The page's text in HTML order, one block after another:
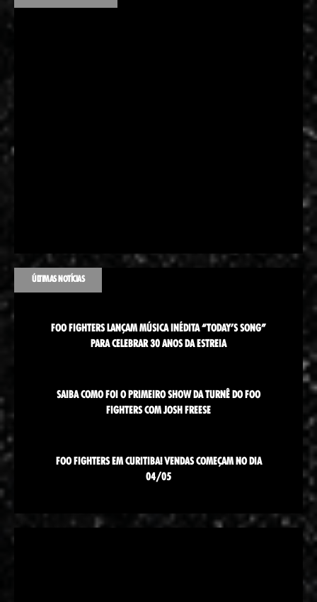
ÚLTIMAS NOTÍCIAS
FOO FIGHTERS LANÇAM MÚSICA INÉDITA “TODAY’S SONG”
PARA CELEBRAR 30 ANOS DA ESTREIA
SAIBA COMO FOI O PRIMEIRO SHOW DA TURNÊ DO FOO
FIGHTERS COM JOSH FREESE
FOO FIGHTERS EM CURITIBA! VENDAS COMEÇAM NO DIA
04/05